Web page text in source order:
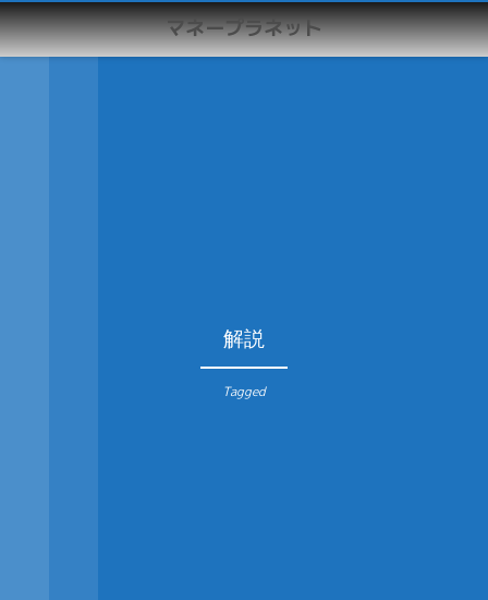
マネープラネット
解説
Tagged